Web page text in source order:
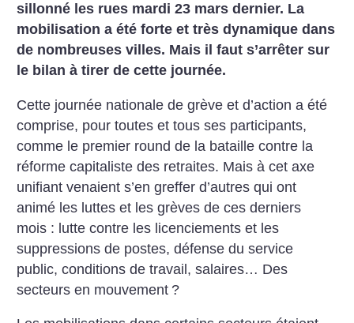
sillonné les rues mardi 23 mars dernier. La
mobilisation a été forte et très dynamique dans
de nombreuses villes. Mais il faut s’arrêter sur
le bilan à tirer de cette journée.
Cette journée nationale de grève et d’action a été
comprise, pour toutes et tous ses participants,
comme le premier round de la bataille contre la
réforme capitaliste des retraites. Mais à cet axe
unifiant venaient s’en greffer d’autres qui ont
animé les luttes et les grèves de ces derniers
mois : lutte contre les licenciements et les
suppressions de postes, défense du service
public, conditions de travail, salaires… Des
secteurs en mouvement ?